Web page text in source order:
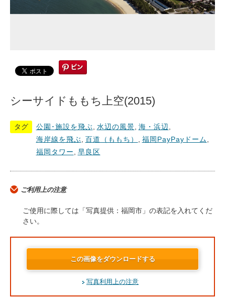
シーサイドももち上空(2015)
タグ 公園･施設を飛ぶ 水辺の風景 海・浜辺
海岸線を飛ぶ
百道（ももち） 福岡PayPayドーム
福岡タワー
早良区
ご利用上の注意
ご使用に際しては「写真提供：福岡市」の表記を入れてくだ
さい。
この画像をダウンロードする
写真利用上の注意